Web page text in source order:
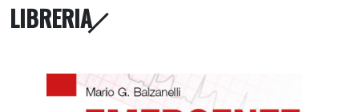
LIBRERIA